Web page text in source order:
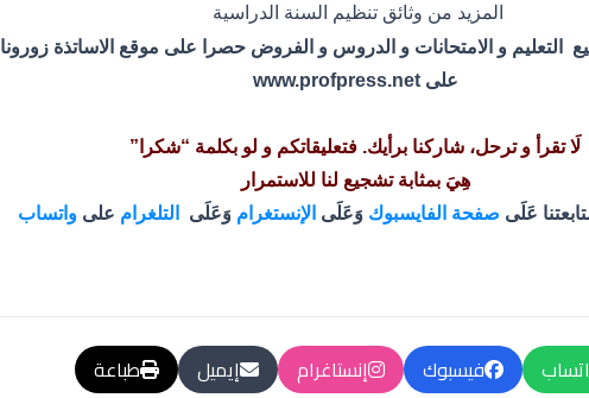
المزيد من وثائق تنظيم السنة الدراسية
التعليم و الامتحانات و الدروس و الفروض حصرا على موقع الاساتذة زورونا
علىwww.profpress.net
لَا تقرأ و ترحل، شاركنا برأيك. فتعليقاتكم و لو بكلمة “شكرا”
هِيَ بمثابة تشجيع لنا للاستمرار
عَلَى صفحة الفايسبوك وَعَلَى الإنستغرام وَعَلَى التلغرام علىواتساب
فيسبوك إنستاغرام إيميل طباعة